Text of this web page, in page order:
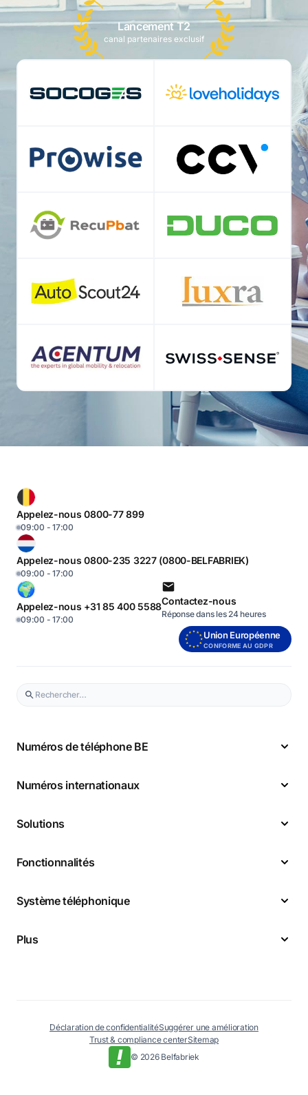
Lancement T2
canal partenaires exclusif
Appelez-nous 0800-77 899
09:00 - 17:00
Appelez-nous 0800-235 3227 (0800-BELFABRIEK)
09:00 - 17:00
Appelez-nous +31 85 400 5588
09:00 - 17:00
Contactez-nous
Réponse dans les 24 heures
Union Européenne
CONFORME AU GDPR
Numéros de téléphone BE
Numéros internationaux
Solutions
Fonctionnalités
Système téléphonique
Plus
© 2026 Belfabriek
Déclaration de confidentialitéSuggérer une amélioration
Trust & compliance centerSitemap